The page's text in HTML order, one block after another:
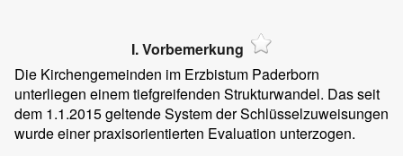
I. Vorbemerkung
Die Kirchengemeinden im Erzbistum Paderborn
unterliegen einem tiefgreifenden Strukturwandel. Das seit
dem 1.1.2015 geltende System der Schlüsselzuweisungen
wurde einer praxisorientierten Evaluation unterzogen.